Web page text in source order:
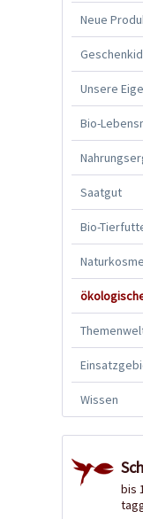
Neue
Unsere
Bio-
Saatgut
Bio-
Wissen
bis